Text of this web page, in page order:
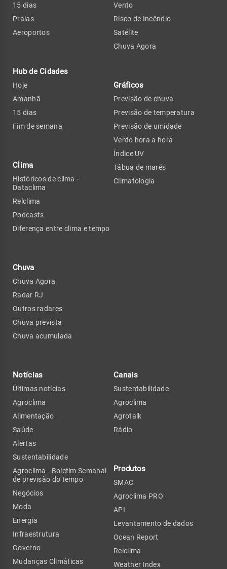
15 dias
Praias
Aeroportos
Hub de Cidades
Hoje
Amanhã
15 dias
Fim de semana
Clima
Históricos de clima -
Dataclima
Relclima
Podcasts
Diferença entre clima e tempo
Chuva
Chuva Agora
Radar RJ
Outros radares
Chuva prevista
Chuva acumulada
Vento
Risco de Incêndio
Satélite
Chuva Agora
Gráficos
Previsão de chuva
Previsão de temperatura
Previsão de umidade
Vento hora a hora
Índice UV
Tábua de marés
Climatologia
Notícias
Últimas notícias
Agroclima
Alimentação
Saúde
Alertas
Sustentabilidade
Agroclima - Boletim Semanal
de previsão do tempo
Negócios
Moda
Energia
Infraestrutura
Governo
Mudanças Climáticas
Canais
Sustentabilidade
Agroclima
Agrotalk
Rádio
Produtos
SMAC
Agroclima PRO
API
Levantamento de dados
Ocean Report
Relclima
Weather Index